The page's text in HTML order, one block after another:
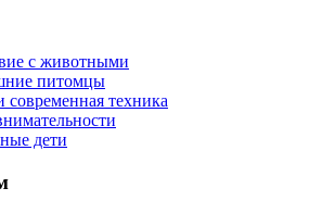
с животными
питомцы
современная техника
дети